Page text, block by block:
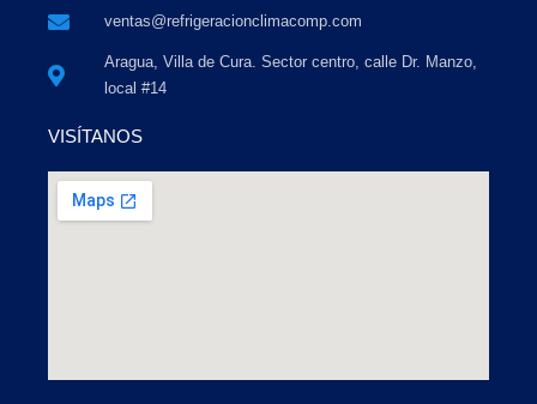
ventas@refrigeracionclimacomp.com
Aragua, Villa de Cura. Sector centro, calle Dr. Manzo,
local #14
VISÍTANOS